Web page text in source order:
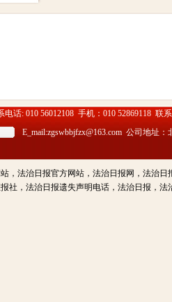
话: 010 56012108 手机：010 52869118 联
E_mail:zgswbbjfzx@163.com 公司地址
，法治日报官方网站，法治日报网，法治
社，法治日报遗失声明电话，法治日报，法